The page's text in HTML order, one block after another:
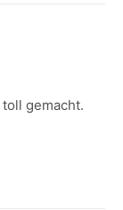
gemacht.